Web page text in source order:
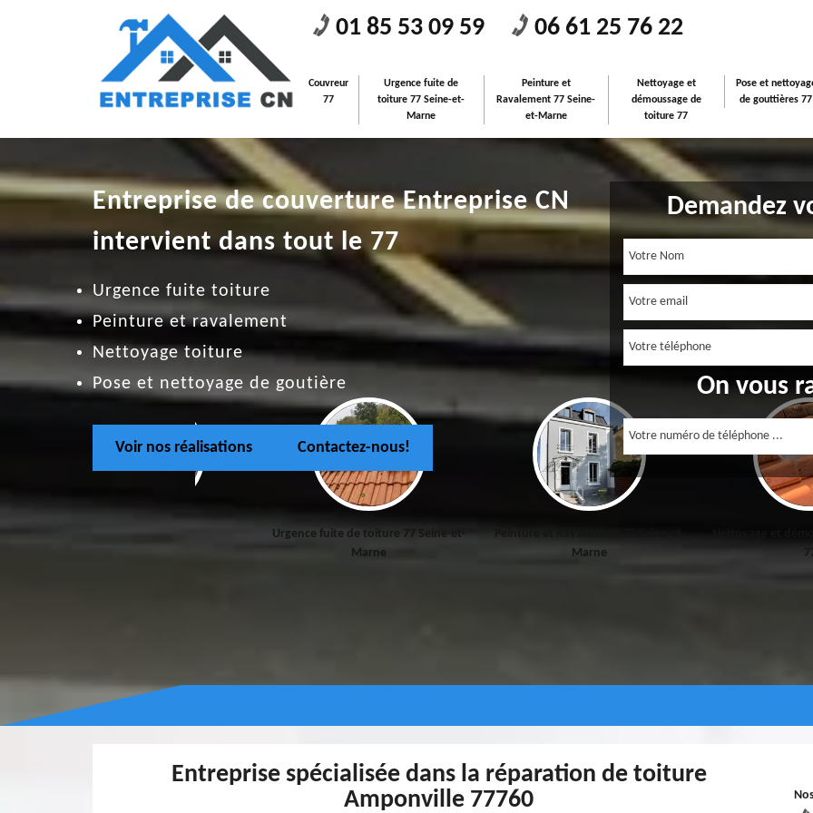
01 85 53 09 59 06 61 25 76 22
Couvreur
77
Urgence fuite de
toiture 77 Seine-et-
Marne
Peinture et
Ravalement 77 Seine-
et-Marne
Nettoyage et
démoussage de
toiture 77
Pose et
de gouttières 77
Entreprise de couverture Entreprise CN
intervient dans tout le 77
Urgence fuite toiture
Peinture et ravalement
Nettoyage toiture
Pose et nettoyage de goutière
Voir nos réalisations Contactez-nous!
Demandez
On vous
Urgence fuite de toiture 77 Seine-et-
Marne
Marne
Entreprise spécialisée dans la réparation de toiture
Amponville 77760